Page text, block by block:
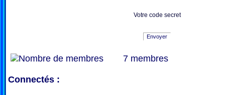
Votre code secret
Envoyer
7 membres
Connectés :